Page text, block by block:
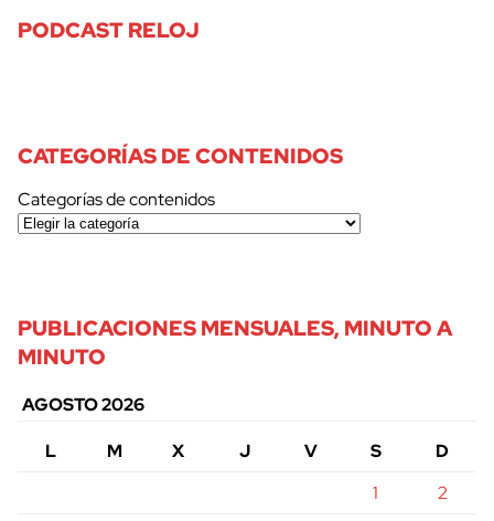
PODCAST RELOJ
CATEGORÍAS DE CONTENIDOS
Categorías de contenidos
PUBLICACIONES MENSUALES, MINUTO A
MINUTO
AGOSTO 2026
L
M X J V S
D
1
2